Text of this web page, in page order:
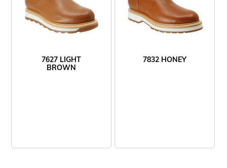
7627 LIGHT
BROWN
7832 HONEY